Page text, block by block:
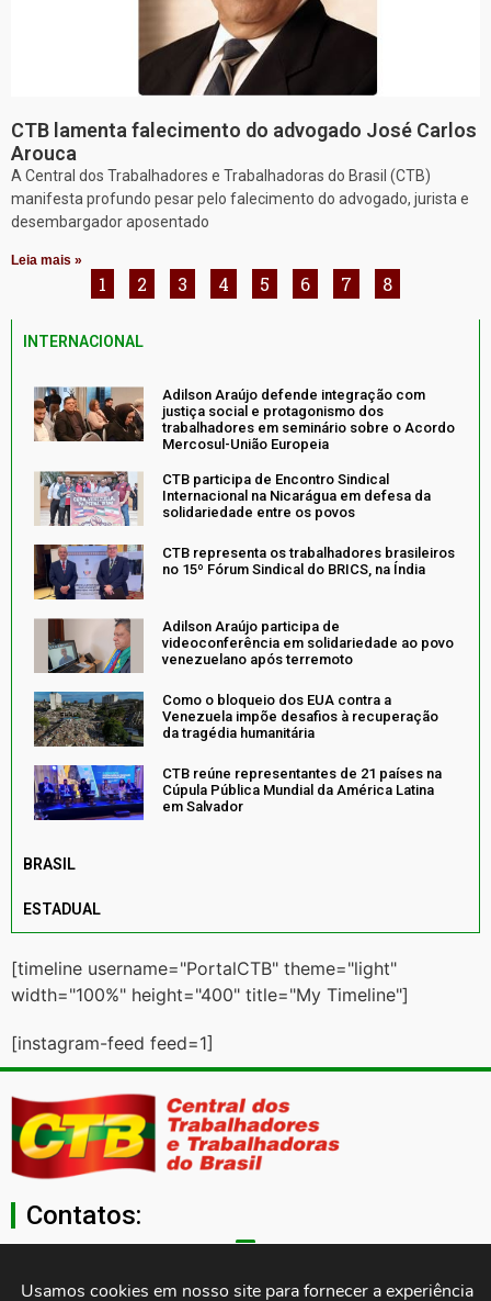
CTB lamenta falecimento do advogado José Carlos
Arouca
A Central dos Trabalhadores e Trabalhadoras do Brasil (CTB)
manifesta profundo pesar pelo falecimento do advogado, jurista e
desembargador aposentado
Leia mais »
1 2 3 4 5 6 7 8
INTERNACIONAL
Adilson Araújo defende integração com
justiça social e protagonismo dos
trabalhadores em seminário sobre o Acordo
Mercosul-União Europeia
CTB participa de Encontro Sindical
Internacional na Nicarágua em defesa da
solidariedade entre os povos
CTB representa os trabalhadores brasileiros
no 15º Fórum Sindical do BRICS, na Índia
Adilson Araújo participa de
videoconferência em solidariedade ao povo
venezuelano após terremoto
Como o bloqueio dos EUA contra a
Venezuela impõe desafios à recuperação
da tragédia humanitária
CTB reúne representantes de 21 países na
Cúpula Pública Mundial da América Latina
em Salvador
BRASIL
ESTADUAL
[timeline username="PortalCTB" theme="light"
width="100%" height="400" title="My Timeline"]
[instagram-feed feed=1]
Contatos:
Usamos cookies em nosso site para fornecer a experiência